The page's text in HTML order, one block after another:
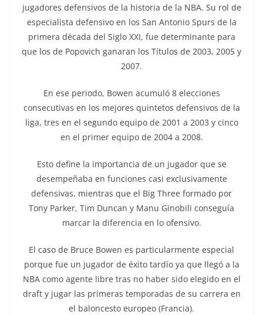
jugadores defensivos de la historia de la NBA. Su rol de
especialista defensivo en los San Antonio Spurs de la
primera década del Siglo XXI, fue determinante para
que los de Popovich ganaran los Títulos de 2003, 2005 y
2007.
En ese periodo, Bowen acumuló 8 elecciones
consecutivas en los mejores quintetos defensivos de la
liga, tres en el segundo equipo de 2001 a 2003 y cinco
en el primer equipo de 2004 a 2008.
Esto define la importancia de un jugador que se
desempeñaba en funciones casi exclusivamente
defensivas, mientras que el Big Three formado por
Tony Parker, Tim Duncan y Manu Ginobili conseguía
marcar la diferencia en lo ofensivo.
El caso de Bruce Bowen es particularmente especial
porque fue un jugador de éxito tardío ya que llegó a la
NBA como agente libre tras no haber sido elegido en el
draft y jugar las primeras temporadas de su carrera en
el baloncesto europeo (Francia).